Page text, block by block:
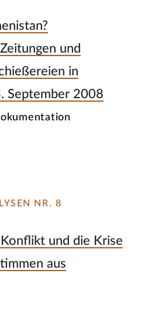
und
in
September 2008
NR. 8
und die Krise
aus